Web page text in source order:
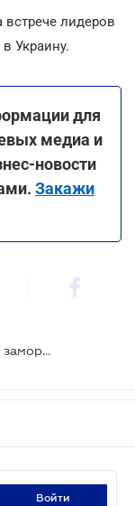
встрече лидеров
Украину.
для
медиа и
новости
Закажи
Белый дом поддерживает конфискацию замороженных активов россии на сумму около $300 млрд для восстановления Украины
войти